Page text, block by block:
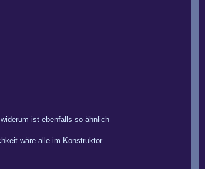
ist ebenfalls so ähnlich
wäre alle im Konstruktor